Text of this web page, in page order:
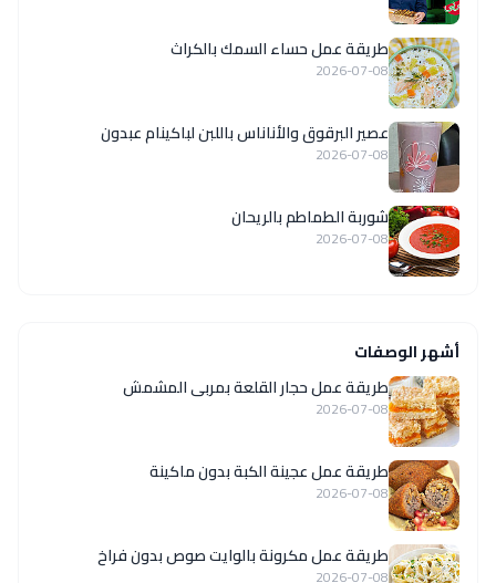
طريقة عمل حساء السمك بالكراث
2026-07-08
عصير البرقوق والأناناس باللبن لباكينام عبدون
2026-07-08
شوربة الطماطم بالريحان
2026-07-08
أشهر الوصفات
طريقة عمل حجار القلعة بمربى المشمش
2026-07-08
طريقة عمل عجينة الكبة بدون ماكينة
2026-07-08
طريقة عمل مكرونة بالوايت صوص بدون فراخ
2026-07-08